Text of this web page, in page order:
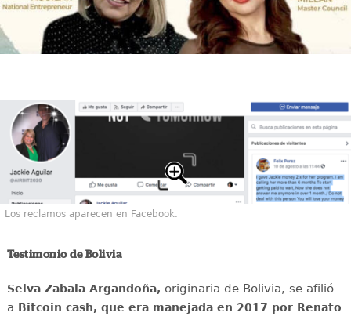
Los reclamos aparecen en Facebook.
Testimonio de Bolivia
Selva Zabala Argandoña, originaria de Bolivia, se afilió
a Bitcoin cash, que era manejada en 2017 por Renato